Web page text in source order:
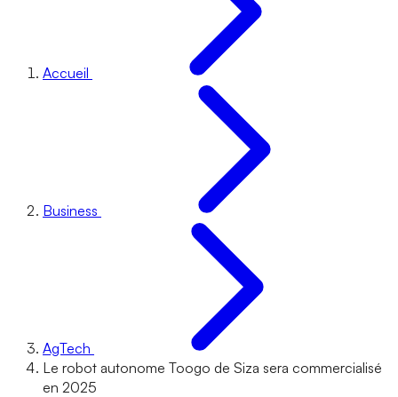
Accueil
Business
AgTech
Le robot autonome Toogo de Siza sera commercialisé
en 2025